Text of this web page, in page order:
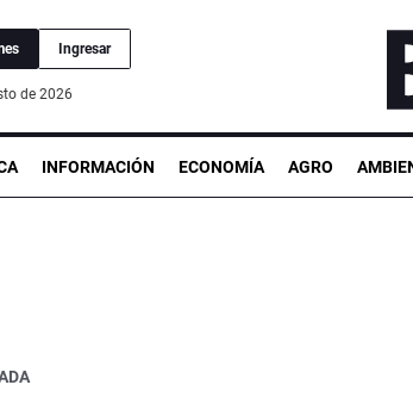
Ingresar
de 2026
INFORMACIÓN ECONOMÍA AGRO